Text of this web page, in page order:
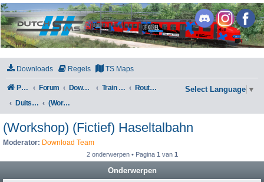
DutchSims
Downloads Regels TS Maps
Portal Forum Downloads Train Simulator Classic
Routes en Scenarios
Duitsland
(Workshop) (Fictief) Haseltalbahn
Select Language ▼
(Workshop) (Fictief) Haseltalbahn
Moderator: Download Team
2 onderwerpen • Pagina 1 van 1
Onderwerpen